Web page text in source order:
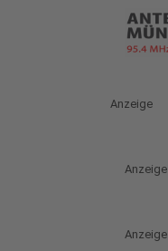
Anzeige
Anzeige
Anzeige